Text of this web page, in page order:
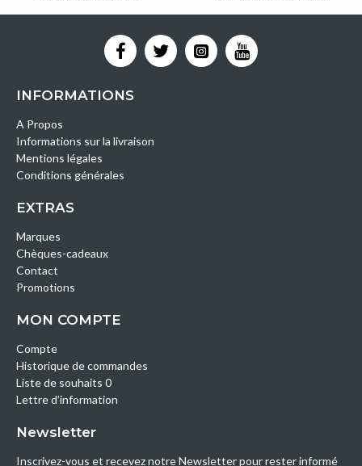
INFORMATIONS
A Propos
Informations sur la livraison
Mentions légales
Conditions générales
EXTRAS
Marques
Chèques-cadeaux
Contact
Promotions
MON COMPTE
Compte
Historique de commandes
Liste de souhaits 0
Lettre d’information
Newsletter
Inscrivez-vous et recevez notre Newsletter pour rester informé